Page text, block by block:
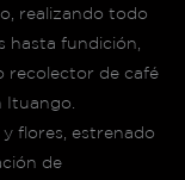
realizando todo
hasta fundición,
recolector de café
Ituango.
flores, estrenado
de